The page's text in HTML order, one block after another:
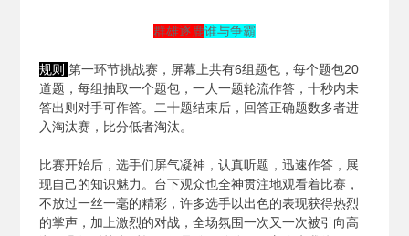
群雄逐鹿谁与争霸
规则 第一环节挑战赛，屏幕上共有6组题包，每个题包20
道题，每组抽取一个题包，一人一题轮流作答，十秒内未
答出则对手可作答。二十题结束后，回答正确题数多者进
入淘汰赛，比分低者淘汰。
比赛开始后，选手们屏气凝神，认真听题，迅速作答，展
现自己的知识魅力。台下观众也全神贯注地观看着比赛，
不放过一丝一毫的精彩，许多选手以出色的表现获得热烈
的掌声，加上激烈的对战，全场氛围一次又一次被引向高